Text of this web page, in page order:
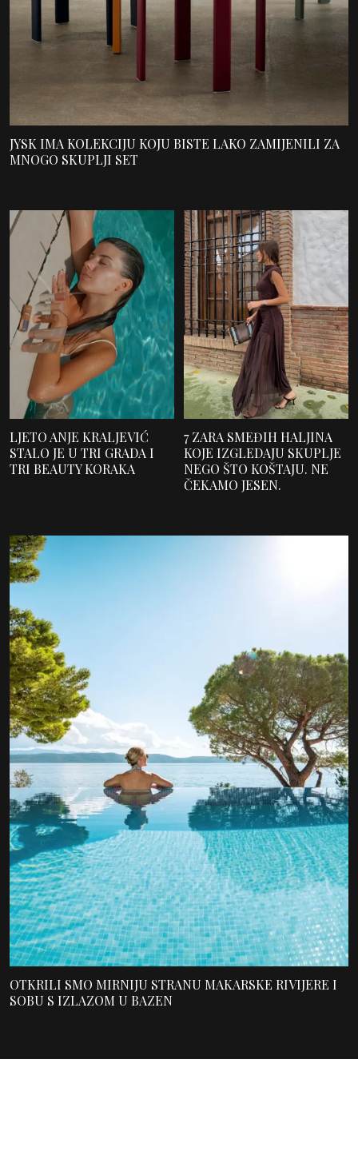
JYSK IMA KOLEKCIJU KOJU BISTE LAKO ZAMIJENILI ZA
MNOGO SKUPLJI SET
LJETO ANJE KRALJEVIĆ
STALO JE U TRI GRADA I
TRI BEAUTY KORAKA
7 ZARA SMEĐIH HALJINA
KOJE IZGLEDAJU SKUPLJE
NEGO ŠTO KOŠTAJU. NE
ČEKAMO JESEN.
OTKRILI SMO MIRNIJU STRANU MAKARSKE RIVIJERE I
SOBU S IZLAZOM U BAZEN